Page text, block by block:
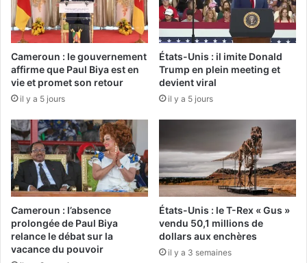
Cameroun : le gouvernement
affirme que Paul Biya est en
vie et promet son retour
il y a 5 jours
États-Unis : il imite Donald
Trump en plein meeting et
devient viral
il y a 5 jours
Cameroun : l’absence
prolongée de Paul Biya
relance le débat sur la
vacance du pouvoir
États-Unis : le T-Rex « Gus »
vendu 50,1 millions de
dollars aux enchères
il y a 3 semaines